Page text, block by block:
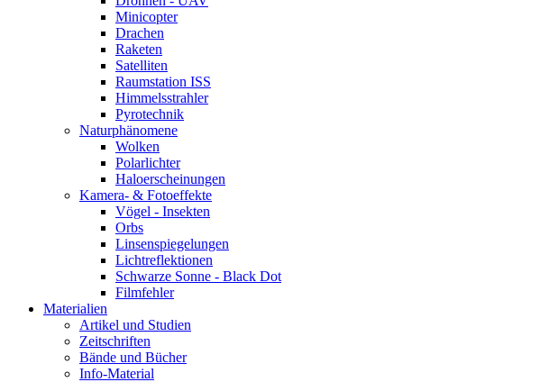
Minicopter
Drachen
Raketen
Satelliten
Raumstation ISS
Himmelsstrahler
Pyrotechnik
Naturphänomene
Wolken
Polarlichter
Haloerscheinungen
Kamera- & Fotoeffekte
Vögel - Insekten
Orbs
Linsenspiegelungen
Lichtreflektionen
Schwarze Sonne - Black Dot
Filmfehler
Materialien
Artikel und Studien
Zeitschriften
Bände und Bücher
Info-Material